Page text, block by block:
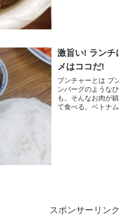
激旨い! ランチ
メはココだ!
ブンチャーとは ブ
ンバーグのような
も。そんなお肉が
て食べる。ベトナ
スポンサーリンク